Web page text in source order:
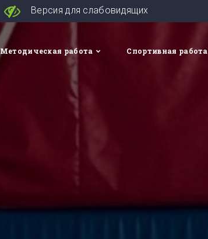
Версия для слабовидящих
Методическая работа Спортивная работа